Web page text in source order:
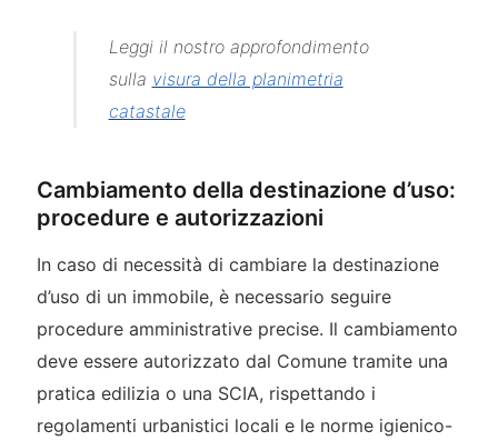
Leggi il nostro approfondimento
sulla visura della planimetria
catastale
Cambiamento della destinazione d’uso:
procedure e autorizzazioni
In caso di necessità di cambiare la destinazione
d’uso di un immobile, è necessario seguire
procedure amministrative precise. Il cambiamento
deve essere autorizzato dal Comune tramite una
pratica edilizia o una SCIA, rispettando i
regolamenti urbanistici locali e le norme igienico-